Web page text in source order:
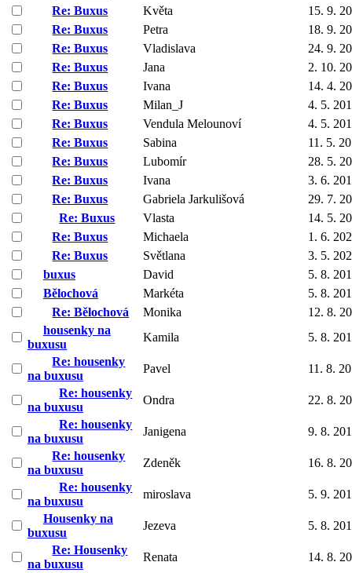
Re: Buxus
Květa
15. 9.
Re: Buxus
Petra
18. 9.
Re: Buxus
Vladislava
24. 9.
Re: Buxus
Jana
2. 10.
Re: Buxus
Ivana
14. 4.
Re: Buxus
Milan_J
4. 5.
Re: Buxus
Vendula Melounoví
4. 5.
Re: Buxus
Sabina
11. 5.
Re: Buxus
Lubomír
28. 5.
Re: Buxus
Ivana
3. 6.
Re: Buxus
Gabriela Jarkulišová
29. 7.
Re: Buxus
Vlasta
14. 5.
Re: Buxus
Michaela
1. 6.
Re: Buxus
Světlana
3. 5.
buxus
David
5. 8.
Bělochová
Markéta
5. 8.
Re: Bělochová
Monika
12. 8.
housenky na
buxusu
Kamila
5. 8.
Re: housenky
na buxusu
Pavel
11. 8.
Re: housenky
na buxusu
Ondra
22. 8.
Re: housenky
na buxusu
Janigena
9. 8.
Re: housenky
na buxusu
Zdeněk
16. 8.
Re: housenky
na buxusu
miroslava
5. 9.
Housenky na
buxusu
Jezeva
5. 8.
Re: Housenky
na buxusu
Renata
14. 8.